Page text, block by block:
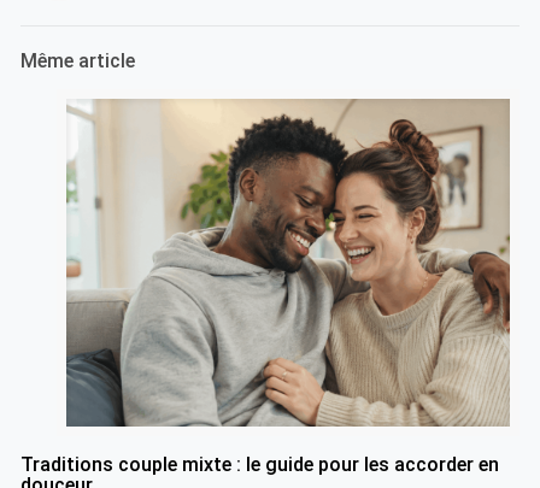
Même article
Traditions couple mixte : le guide pour les accorder en